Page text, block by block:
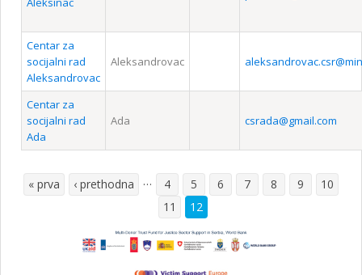
Centar za
socijalni rad
Aleksandrovac
Aleksandrovac
Centar za
socijalni rad
Ada
Ada csrada@gmail.com
Pages
« prva ‹ prethodna … 4 5 6 7 8 9
10
11
12